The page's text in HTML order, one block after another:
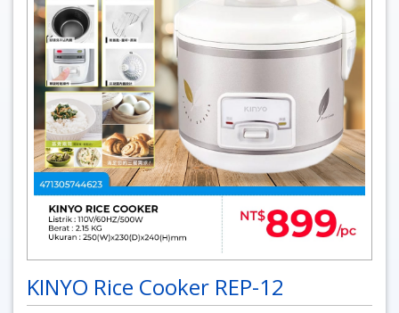
KINYO Rice Cooker REP-12